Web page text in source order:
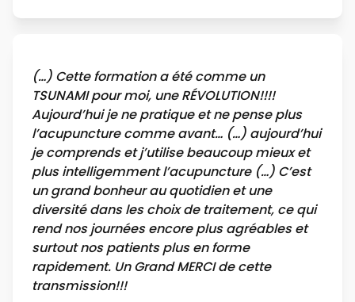
(…) Cette formation a été comme un
TSUNAMI pour moi, une RÉVOLUTION!!!!
Aujourd’hui je ne pratique et ne pense plus
l’acupuncture comme avant… (…) aujourd’hui
je comprends et j’utilise beaucoup mieux et
plus intelligemment l’acupuncture (…) C’est
un grand bonheur au quotidien et une
diversité dans les choix de traitement, ce qui
rend nos journées encore plus agréables et
surtout nos patients plus en forme
rapidement. Un Grand MERCI de cette
transmission!!!